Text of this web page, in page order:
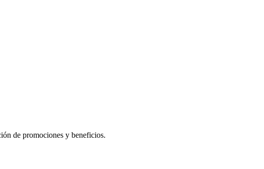
de promociones y beneficios.